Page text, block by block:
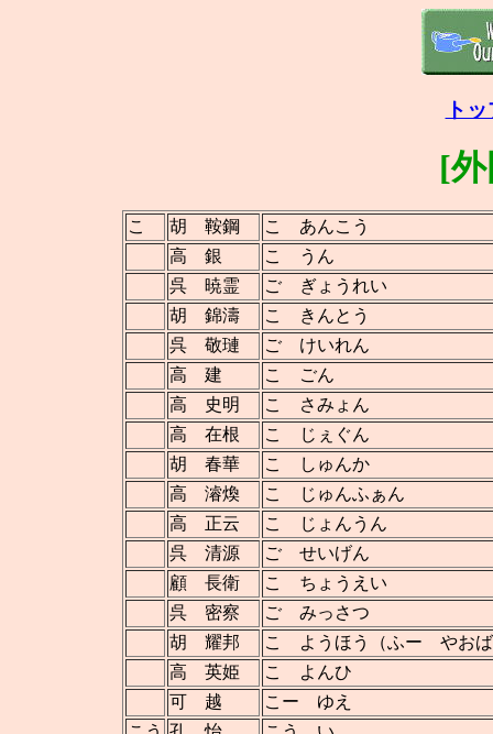
ト
[
こ 胡 鞍鋼
こ あんこう
高 銀
こ うん
呉 暁霊
ご ぎょうれい
胡 錦濤
こ きんとう
呉 敬璉
ご けいれん
高 建
こ ごん
高 史明
こ さみょん
高 在根
こ じぇぐん
胡 春華
こ しゅんか
高 濬煥
こ じゅんふぁん
高 正云
こ じょんうん
呉 清源
ご せいげん
顧 長衛
こ ちょうえい
呉 密察
ご みっさつ
胡 耀邦
こ ようほう（ふー やお
高 英姫
こ よんひ
可 越
こー ゆえ